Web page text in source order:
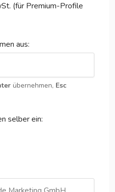
(für Premium-Profile
aus:
übernehmen, Esc
selber ein: